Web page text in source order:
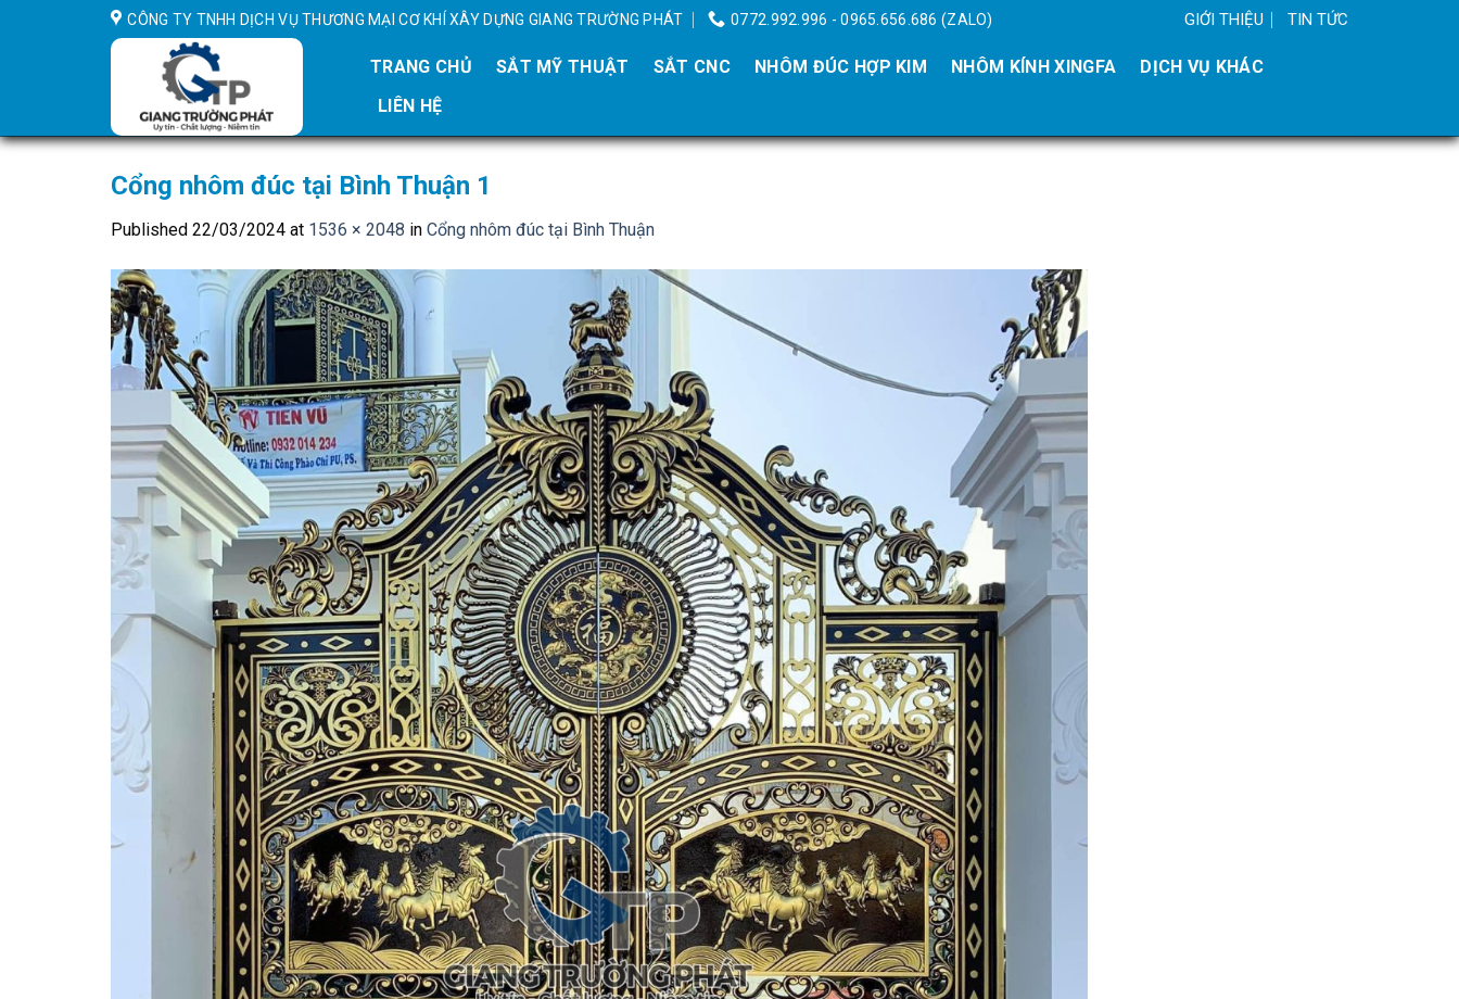
CÔNG TY TNHH DỊCH VỤ THƯƠNG MẠI CƠ KHÍ XÂY DỰNG GIANG TRƯỜNG PHÁT 0772.992.996 - 0965.656.686 (ZALO) GIỚI THIỆU TIN TỨC
TRANG CHỦ SẮT MỸ THUẬT SẮT CNC NHÔM ĐÚC HỢP KIM NHÔM KÍNH XINGFA
DỊCH VỤ KHÁC
LIÊN HỆ
Cổng nhôm đúc tại Bình Thuận 1
Published 22/03/2024 at 1536 × 2048 in Cổng nhôm đúc tại Bình Thuận